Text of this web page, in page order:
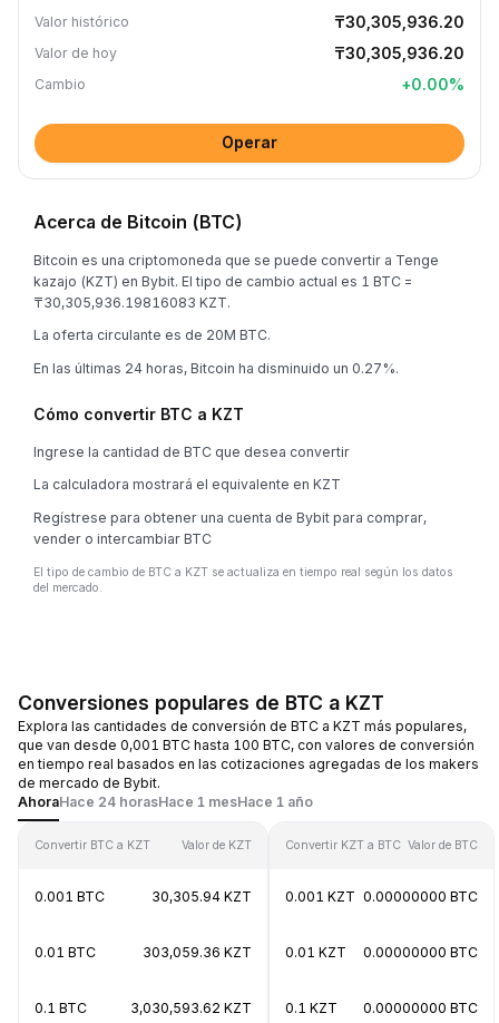
Valor histórico ₸30,305,936.20
Valor de hoy ₸30,305,936.20
Cambio +0.00%
Operar
Acerca de Bitcoin (BTC)
Bitcoin es una criptomoneda que se puede convertir a Tenge
kazajo (KZT) en Bybit. El tipo de cambio actual es 1 BTC =
₸30,305,936.19816083 KZT.
La oferta circulante es de 20M BTC.
En las últimas 24 horas, Bitcoin ha disminuido un 0.27%.
Cómo convertir BTC a KZT
Ingrese la cantidad de BTC que desea convertir
La calculadora mostrará el equivalente en KZT
Regístrese para obtener una cuenta de Bybit para comprar,
vender o intercambiar BTC
El tipo de cambio de BTC a KZT se actualiza en tiempo real según los datos
del mercado.
Conversiones populares de BTC a KZT
Explora las cantidades de conversión de BTC a KZT más populares,
que van desde 0,001 BTC hasta 100 BTC, con valores de conversión
en tiempo real basados en las cotizaciones agregadas de los makers
de mercado de Bybit.
AhoraHace 24 horasHace 1 mesHace 1 año
Convertir BTC a KZT Valor de KZT
0.001 BTC 30,305.94 KZT
0.01 BTC 303,059.36 KZT
0.1 BTC 3,030,593.62 KZT
Convertir KZT a BTC Valor de BTC
0.001 KZT 0.00000000 BTC
0.01 KZT 0.00000000 BTC
0.1 KZT 0.00000000 BTC